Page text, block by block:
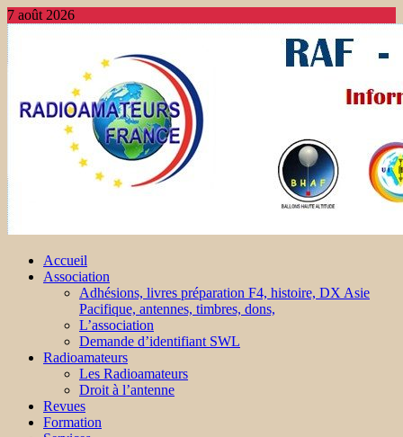
7 août 2026
Accueil
Association
Adhésions, livres préparation F4, histoire, DX Asie
Pacifique, antennes, timbres, dons,
L’association
Demande d’identifiant SWL
Radioamateurs
Les Radioamateurs
Droit à l’antenne
Revues
Formation